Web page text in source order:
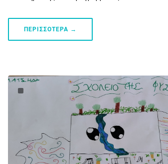
ΠΕΡΙΣΣΟΤΕΡΑ →